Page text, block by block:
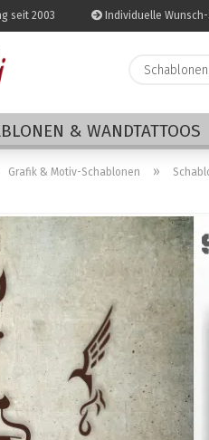
seit 2003 Individuelle
& WANDTATTOOS
Grafik & Motiv-Schablonen »